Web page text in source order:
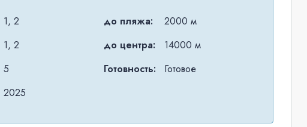
1, 2
1, 2
5
2025
до пляжа:
2000 м
до центра:
14000 м
Готовность:
Готовое